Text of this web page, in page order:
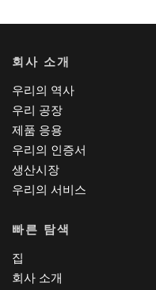
회사 소개
우리의 역사
우리 공장
제품 응용
우리의 인증서
생산시장
우리의 서비스
빠른 탐색
집
회사 소개